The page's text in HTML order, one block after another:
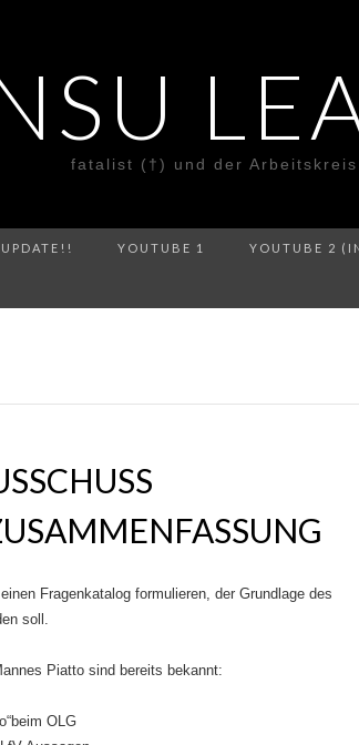
fatalist (†) und der Arbeitskreis
YOUTUBE 1 YOUTUBE 2
Fragenkatalog formulieren, der Grundlage des
soll.
Piatto sind bereits bekannt:
OLG